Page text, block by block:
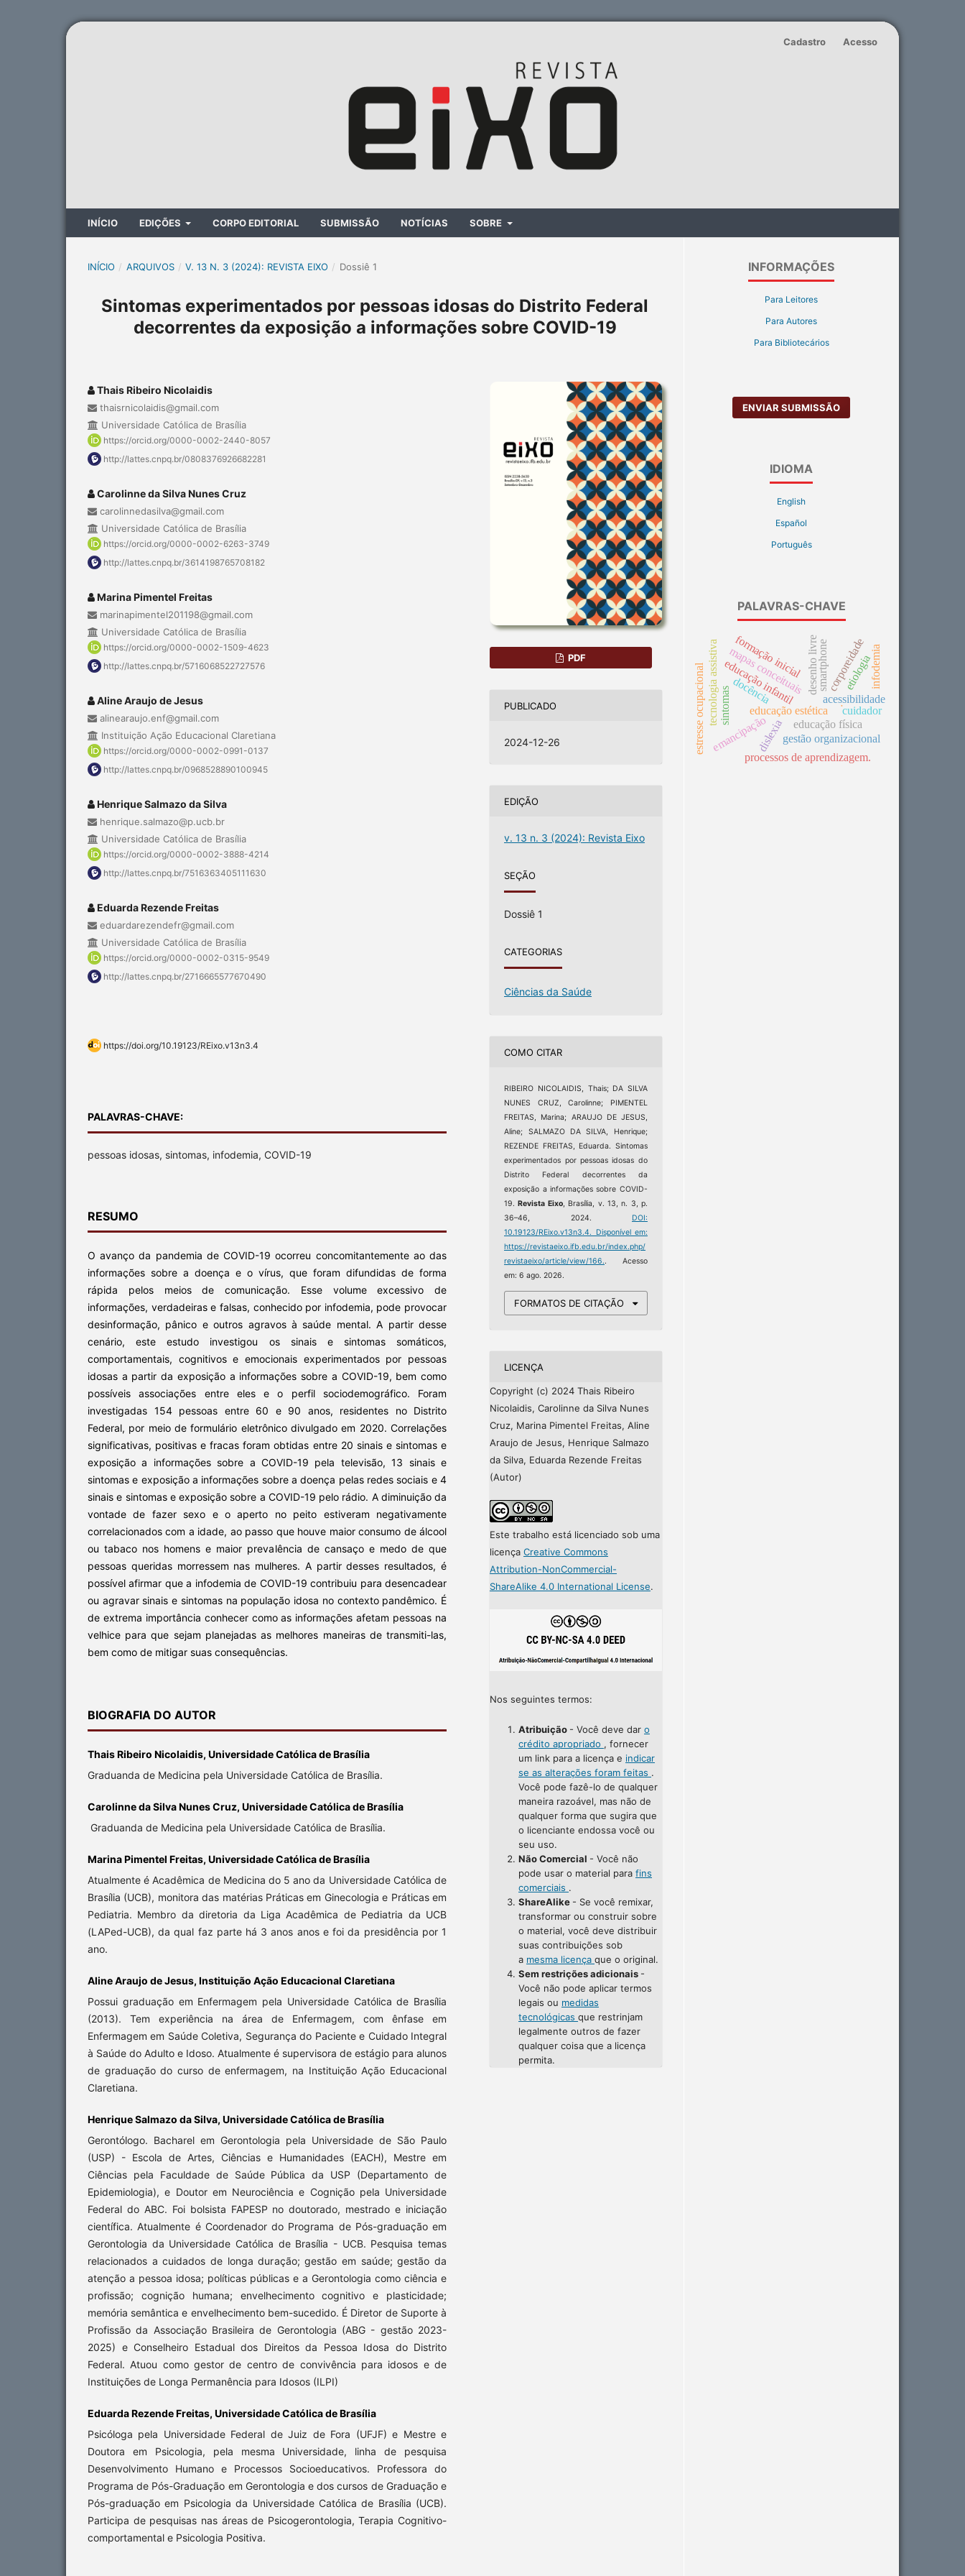
INÍCIO EDIÇÕES CORPO EDITORIAL SUBMISSÃO NOTÍCIAS SOBRE
Cadastro Acesso
INÍCIO / ARQUIVOS / V. 13 N. 3 (2024): REVISTA EIXO / Dossiê 1
Sintomas experimentados por pessoas idosas do Distrito Federal
decorrentes da exposição a informações sobre COVID-19
Thais Ribeiro Nicolaidis
thaisrnicolaidis@gmail.com
Universidade Católica de Brasília
https://orcid.org/0000-0002-2440-8057
http://lattes.cnpq.br/0808376926682281
Carolinne da Silva Nunes Cruz
carolinnedasilva@gmail.com
Universidade Católica de Brasília
https://orcid.org/0000-0002-6263-3749
http://lattes.cnpq.br/3614198765708182
Marina Pimentel Freitas
marinapimentel201198@gmail.com
Universidade Católica de Brasília
https://orcid.org/0000-0002-1509-4623
http://lattes.cnpq.br/5716068522727576
Aline Araujo de Jesus
alinearaujo.enf@gmail.com
Instituição Ação Educacional Claretiana
https://orcid.org/0000-0002-0991-0137
http://lattes.cnpq.br/0968528890100945
Henrique Salmazo da Silva
henrique.salmazo@p.ucb.br
Universidade Católica de Brasília
https://orcid.org/0000-0002-3888-4214
http://lattes.cnpq.br/7516363405111630
Eduarda Rezende Freitas
eduardarezendefr@gmail.com
Universidade Católica de Brasília
https://orcid.org/0000-0002-0315-9549
http://lattes.cnpq.br/2716665577670490
https://doi.org/10.19123/REixo.v13n3.4
PALAVRAS-CHAVE:
pessoas idosas, sintomas, infodemia, COVID-19
RESUMO
O avanço da pandemia de COVID-19 ocorreu concomitantemente ao das
informações sobre a doença e o vírus, que foram difundidas de forma
rápida pelos meios de comunicação. Esse volume excessivo de
informações, verdadeiras e falsas, conhecido por infodemia, pode provocar
desinformação, pânico e outros agravos à saúde mental. A partir desse
cenário, este estudo investigou os sinais e sintomas somáticos,
comportamentais, cognitivos e emocionais experimentados por pessoas
idosas a partir da exposição a informações sobre a COVID-19, bem como
possíveis associações entre eles e o perfil sociodemográfico. Foram
investigadas 154 pessoas entre 60 e 90 anos, residentes no Distrito
Federal, por meio de formulário eletrônico divulgado em 2020. Correlações
significativas, positivas e fracas foram obtidas entre 20 sinais e sintomas e
exposição a informações sobre a COVID-19 pela televisão, 13 sinais e
sintomas e exposição a informações sobre a doença pelas redes sociais e 4
sinais e sintomas e exposição sobre a COVID-19 pelo rádio. A diminuição da
vontade de fazer sexo e o aperto no peito estiveram negativamente
correlacionados com a idade, ao passo que houve maior consumo de álcool
ou tabaco nos homens e maior prevalência de cansaço e medo de que
pessoas queridas morressem nas mulheres. A partir desses resultados, é
possível afirmar que a infodemia de COVID-19 contribuiu para desencadear
ou agravar sinais e sintomas na população idosa no contexto pandêmico. É
de extrema importância conhecer como as informações afetam pessoas na
velhice para que sejam planejadas as melhores maneiras de transmiti-las,
bem como de mitigar suas consequências.
BIOGRAFIA DO AUTOR
Thais Ribeiro Nicolaidis, Universidade Católica de Brasília
Graduanda de Medicina pela Universidade Católica de Brasília.
Carolinne da Silva Nunes Cruz, Universidade Católica de Brasília
Graduanda de Medicina pela Universidade Católica de Brasília.
Marina Pimentel Freitas, Universidade Católica de Brasília
Atualmente é Acadêmica de Medicina do 5 ano da Universidade Católica de
Brasília (UCB), monitora das matérias Práticas em Ginecologia e Práticas em
Pediatria. Membro da diretoria da Liga Acadêmica de Pediatria da UCB
(LAPed-UCB), da qual faz parte há 3 anos anos e foi da presidência por 1
ano.
Aline Araujo de Jesus, Instituição Ação Educacional Claretiana
Possui graduação em Enfermagem pela Universidade Católica de Brasília
(2013). Tem experiência na área de Enfermagem, com ênfase em
Enfermagem em Saúde Coletiva, Segurança do Paciente e Cuidado Integral
à Saúde do Adulto e Idoso. Atualmente é supervisora de estágio para alunos
de graduação do curso de enfermagem, na Instituição Ação Educacional
Claretiana.
Henrique Salmazo da Silva, Universidade Católica de Brasília
Gerontólogo. Bacharel em Gerontologia pela Universidade de São Paulo
(USP) - Escola de Artes, Ciências e Humanidades (EACH), Mestre em
Ciências pela Faculdade de Saúde Pública da USP (Departamento de
Epidemiologia), e Doutor em Neurociência e Cognição pela Universidade
Federal do ABC. Foi bolsista FAPESP no doutorado, mestrado e iniciação
científica. Atualmente é Coordenador do Programa de Pós-graduação em
Gerontologia da Universidade Católica de Brasília - UCB. Pesquisa temas
relacionados a cuidados de longa duração; gestão em saúde; gestão da
atenção a pessoa idosa; políticas públicas e a Gerontologia como ciência e
profissão; cognição humana; envelhecimento cognitivo e plasticidade;
memória semântica e envelhecimento bem-sucedido. É Diretor de Suporte à
Profissão da Associação Brasileira de Gerontologia (ABG - gestão 2023-
2025) e Conselheiro Estadual dos Direitos da Pessoa Idosa do Distrito
Federal. Atuou como gestor de centro de convivência para idosos e de
Instituições de Longa Permanência para Idosos (ILPI)
Eduarda Rezende Freitas, Universidade Católica de Brasília
Psicóloga pela Universidade Federal de Juiz de Fora (UFJF) e Mestre e
Doutora em Psicologia, pela mesma Universidade, linha de pesquisa
Desenvolvimento Humano e Processos Socioeducativos. Professora do
Programa de Pós-Graduação em Gerontologia e dos cursos de Graduação e
Pós-graduação em Psicologia da Universidade Católica de Brasília (UCB).
Participa de pesquisas nas áreas de Psicogerontologia, Terapia Cognitivo-
comportamental e Psicologia Positiva.
PDF
PUBLICADO
2024-12-26
EDIÇÃO
v. 13 n. 3 (2024): Revista Eixo
SEÇÃO
Dossiê 1
CATEGORIAS
Ciências da Saúde
COMO CITAR
RIBEIRO NICOLAIDIS, Thais; DA SILVA
NUNES CRUZ, Carolinne; PIMENTEL
FREITAS, Marina; ARAUJO DE JESUS,
Aline; SALMAZO DA SILVA, Henrique;
REZENDE FREITAS, Eduarda. Sintomas
experimentados por pessoas idosas do
Distrito Federal decorrentes da
exposição a informações sobre COVID-
19.Revista Eixo, Brasília, v. 13, n. 3, p.
36–46, 2024. DOI:
10.19123/REixo.v13n3.4. Disponível em:
https://revistaeixo.ifb.edu.br/index.php/
revistaeixo/article/view/166.. Acesso
em: 6 ago. 2026.
FORMATOS DE CITAÇÃO
LICENÇA
Copyright (c) 2024 Thais Ribeiro
Nicolaidis, Carolinne da Silva Nunes
Cruz, Marina Pimentel Freitas, Aline
Araujo de Jesus, Henrique Salmazo
da Silva, Eduarda Rezende Freitas
(Autor)
Este trabalho está licenciado sob uma
licença Creative Commons
Attribution-NonCommercial-
ShareAlike 4.0 International License.
Nos seguintes termos:
Atribuição - Você deve dar o
crédito apropriado , fornecer
um link para a licença e indicar
se as alterações foram feitas .
Você pode fazê-lo de qualquer
maneira razoável, mas não de
qualquer forma que sugira que
o licenciante endossa você ou
seu uso.
Não Comercial - Você não
pode usar o material para fins
comerciais .
ShareAlike - Se você remixar,
transformar ou construir sobre
o material, você deve distribuir
suas contribuições sob
a mesma licença que o original.
Sem restrições adicionais -
Você não pode aplicar termos
legais ou medidas
tecnológicas que restrinjam
legalmente outros de fazer
qualquer coisa que a licença
permita.
INFORMAÇÕES
Para Leitores
Para Autores
Para Bibliotecários
ENVIAR SUBMISSÃO
IDIOMA
English
Español
Português
PALAVRAS-CHAVE
desenho livre
educação infantil
educação estética
acessibilidade
tecnologia assistiva
dislexia
smartphone
.
mapas conceituais
processos de aprendizagem.
formação inicial
gestão organizacional
estresse ocupacional docência
emancipação
corporeidade
educação física
etiologia
cuidador
sintomas
infodemia